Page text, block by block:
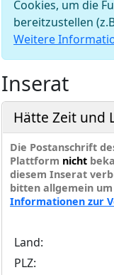
Cookies, um die
bereitzustellen
Weitere
Inserat
Hätte Zeit und
Die Postanschrift
Plattform nicht
diesem Inserat
bitten allgemein
Informationen zur
Land:
PLZ: